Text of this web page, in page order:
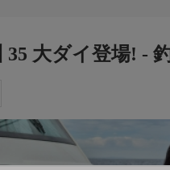
大ダイ登場! -